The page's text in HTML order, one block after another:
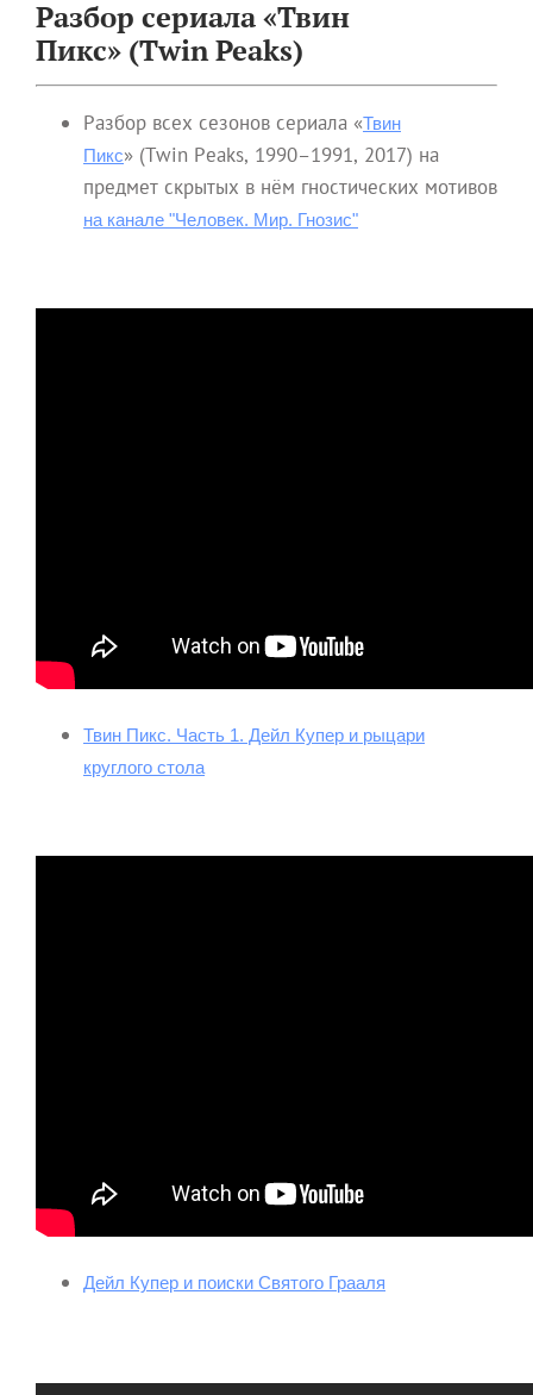
Разбор сериала «Твин
Пикс» (Twin Peaks)
Разбор всех сезонов сериала «Твин
Пикс» (Twin Peaks, 1990–1991, 2017) на
предмет скрытых в нём гностических мотивов
на канале "Человек. Мир. Гнозис"
Твин Пикс. Часть 1. Дейл Купер и рыцари
круглого стола
Дейл Купер и поиски Святого Грааля